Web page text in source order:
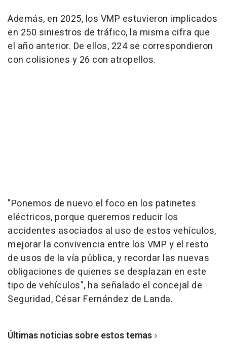
Además, en 2025, los VMP estuvieron implicados
en 250 siniestros de tráfico, la misma cifra que
el año anterior. De ellos, 224 se correspondieron
con colisiones y 26 con atropellos.
"Ponemos de nuevo el foco en los patinetes
eléctricos, porque queremos reducir los
accidentes asociados al uso de estos vehículos,
mejorar la convivencia entre los VMP y el resto
de usos de la vía pública, y recordar las nuevas
obligaciones de quienes se desplazan en este
tipo de vehículos", ha señalado el concejal de
Seguridad, César Fernández de Landa.
Últimas noticias sobre estos temas